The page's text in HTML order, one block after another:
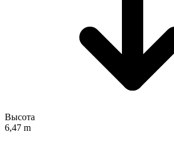
Высота
6,47 m